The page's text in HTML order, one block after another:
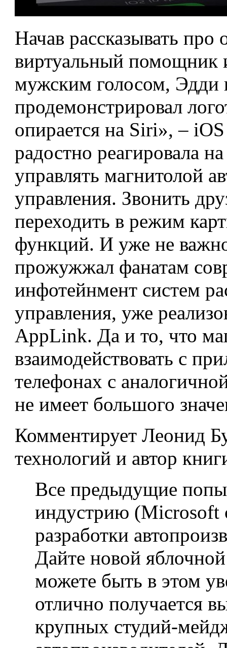
Начав рассказывать
виртуальный помощник
мужским голосом, Эдди
продемонстрировал
опирается на Siri», –
радостно реагировала
управлять магнитолой
управления. Звонить
переходить в режим
функций. И уже не
прожужжал фанатам
инфотейнмент систем
управления, уже
AppLink. Да и то, что
взаимодействовать с
телефонах с
не имеет большого
Комментирует Леонид
технологий и автор
Все предыдущие
индустрию (Microsoft
разработки
Дайте новой
можете быть в этом
отлично получается
крупных студий-